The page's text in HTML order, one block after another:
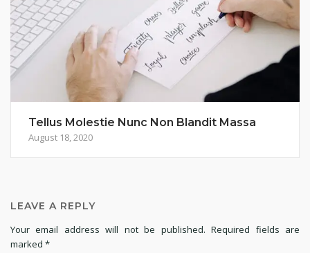
Tellus Molestie Nunc Non Blandit Massa
August 18, 2020
LEAVE A REPLY
Your email address will not be published. Required fields are
marked *